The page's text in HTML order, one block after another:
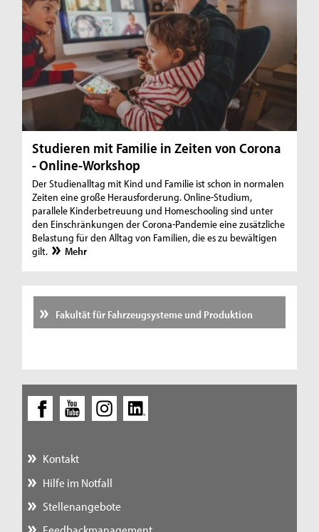
Studieren mit Familie in Zeiten von Corona
- Online-Workshop
Der Studienalltag mit Kind und Familie ist schon in normalen
Zeiten eine große Herausforderung. Online-Studium,
parallele Kinderbetreuung und Homeschooling sind unter
den Einschränkungen der Corona-Pandemie eine zusätzliche
Belastung für den Alltag von Familien, die es zu bewältigen
gilt.
Mehr
Fakultät für Fahrzeugsysteme und Produktion
Kontakt
Hilfe im Notfall
Stellenangebote